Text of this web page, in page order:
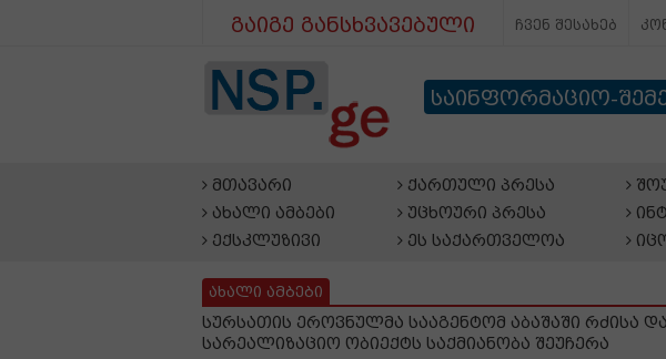
გაიგე განსხვავებული ჩვენ შესახებ
საინფორმაციო-
მთავარი
ახალი ამბები
ექსკლუზივი
ქართული პრესა
უცხოური პრესა
ეს საქართველოა
ახალი ამბები
სურსათის ეროვნულმა სააგენტომ აბაშაში რძისა
სარეალიზაციო ობიექტს საქმიანობა შეუჩერა